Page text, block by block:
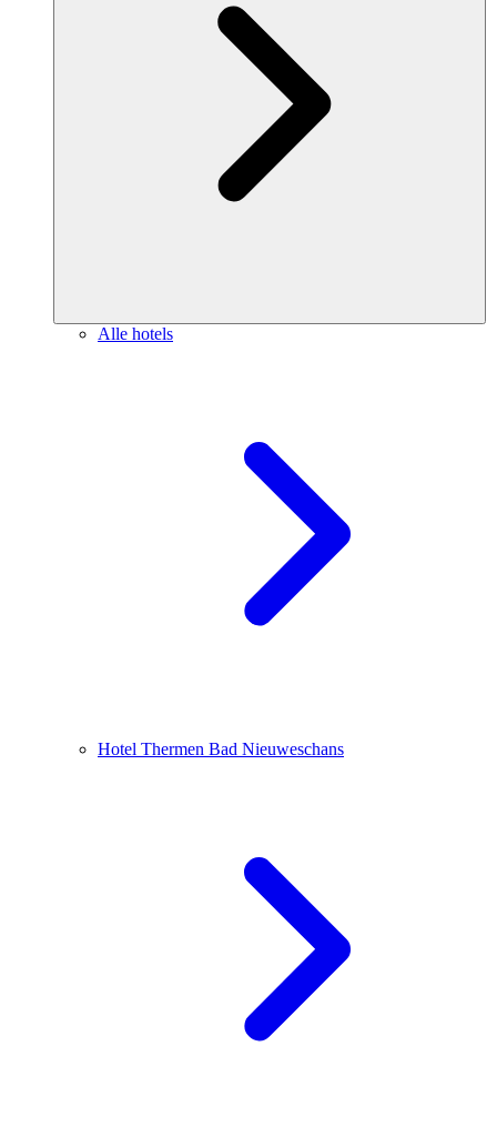
Alle hotels
Hotel Thermen Bad Nieuweschans